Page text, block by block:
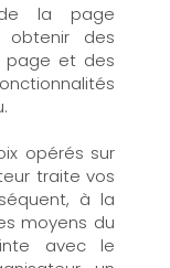
de la page
obtenir des
page et des
opérés sur
traite vos
à la
moyens du
avec le